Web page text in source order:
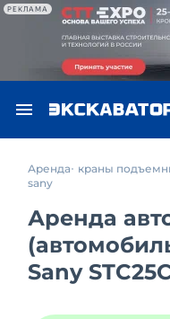
РЕКЛАМА
Аренда краны
sany
Аренда
Sany